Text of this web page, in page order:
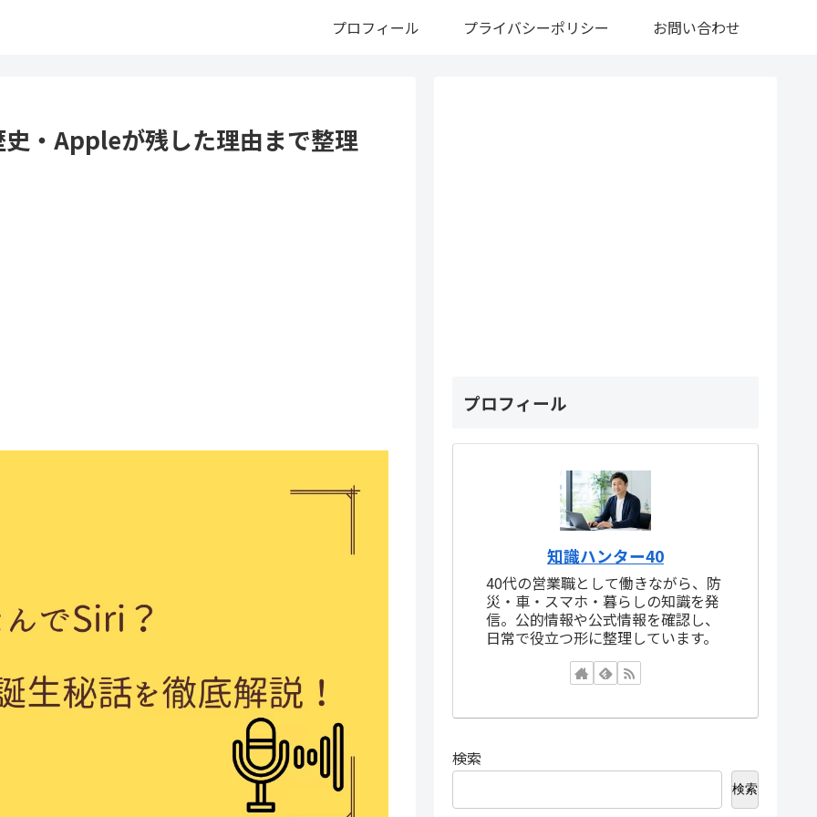
プロフィール プライバシーポリシー お問い合わせ
・Appleが残した理由まで整理
プロフィール
知識ハンター40
40代の営業職として働きながら、防
災・車・スマホ・暮らしの知識を発
信。公的情報や公式情報を確認し、
日常で役立つ形に整理しています。
検索
検索